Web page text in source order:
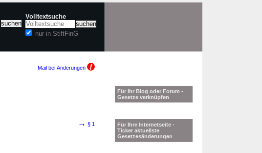
Volltextsuche
nur in StiftFinG
Mail bei Änderungen
→ § 1
Für Ihr Blog oder Forum -
Gesetze verknüpfen
Für Ihre Internetseite -
Ticker aktuellste
Gesetzesänderungen